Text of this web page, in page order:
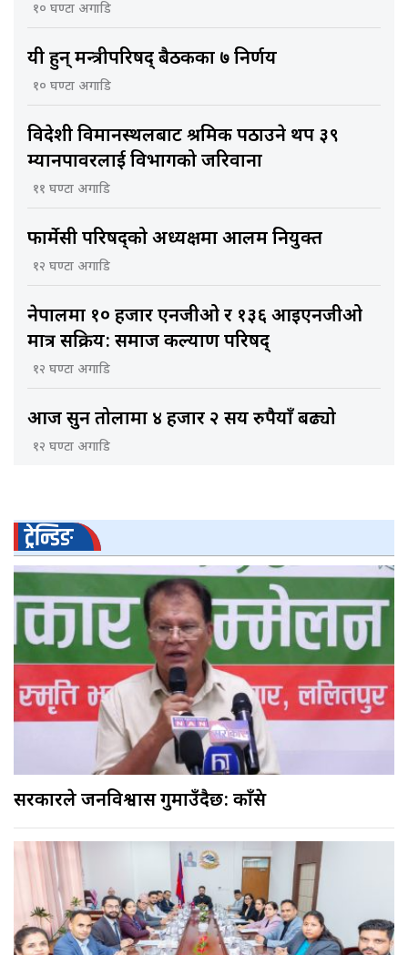
१० घण्टा अगाडि
यी हुन् मन्त्रीपरिषद् बैठकका ७ निर्णय
१० घण्टा अगाडि
विदेशी विमानस्थलबाट श्रमिक पठाउने थप ३९
म्यानपावरलाई विभागको जरिवाना
११ घण्टा अगाडि
फार्मेसी परिषद्को अध्यक्षमा आलम नियुक्त
१२ घण्टा अगाडि
नेपालमा १० हजार एनजीओ र १३६ आइएनजीओ
मात्र सक्रिय: समाज कल्याण परिषद्
१२ घण्टा अगाडि
आज सुन तोलामा ४ हजार २ सय रुपैयाँ बढ्यो
१२ घण्टा अगाडि
ट्रेन्डिङ
सरकारले जनविश्वास गुमाउँदैछ: काँग्रेस